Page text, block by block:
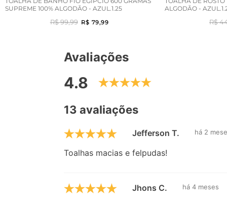
SUPREME 100% ALGODÃO - AZUL.1.25
R$ 99,99 R$ 79,99
ALGODÃO -
R$
Avaliações
4.8
13 avaliações
Jefferson T. há 2
Toalhas macias e felpudas!
Jhons C. há 4 meses